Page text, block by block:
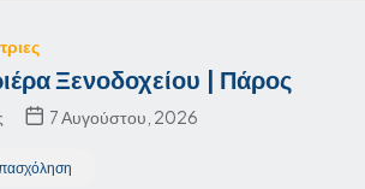
Ξενοδοχείου | Πάρος
7 Αυγούστου, 2026